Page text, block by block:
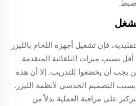
فإن تشغيل أجهزة اللحام بالليزر
بسبب ميزات التلقائية المتقدمة.
يجب أن يخضعوا للتدريب، إلا أن هذه
بسبب التصميم الحدسي لأنظمة الليزر.
على مراقبة العملية بدلاً من